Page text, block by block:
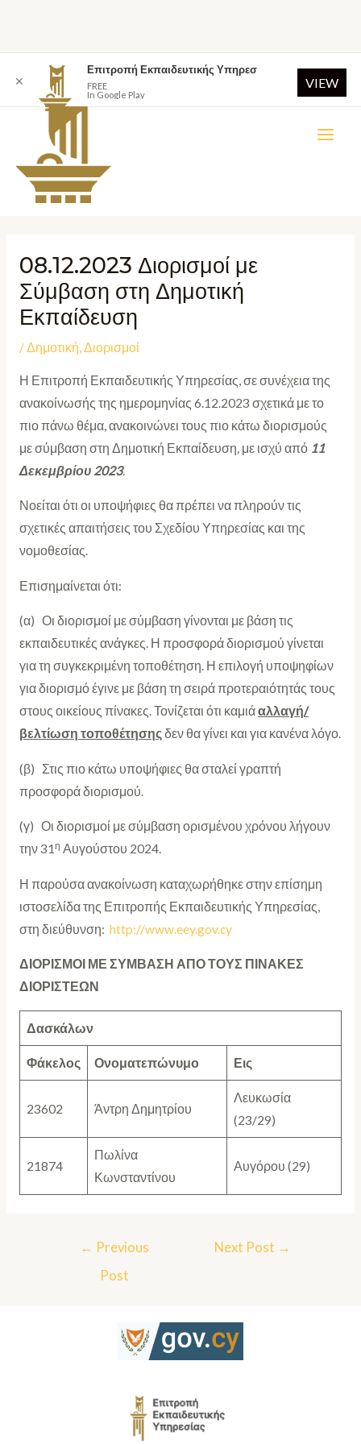
08.12.2023 Διορισμοί με
Σύμβαση στη Δημοτική
Εκπαίδευση
/Δημοτική,Διορισμοί
Η Επιτροπή Εκπαιδευτικής Υπηρεσίας, σε συνέχεια της
ανακοίνωσής της ημερομηνίας 6.12.2023 σχετικά με το
πιο πάνω θέμα, ανακοινώνει τους πιο κάτω διορισμούς
με σύμβαση στη Δημοτική Εκπαίδευση, με ισχύ από 11
Δεκεμβρίου 2023.
Νοείται ότι οι υποψήφιες θα πρέπει να πληρούν τις
σχετικές απαιτήσεις του Σχεδίου Υπηρεσίας και της
νομοθεσίας.
Επισημαίνεται ότι:
(α) Οι διορισμοί με σύμβαση γίνονται με βάση τις
εκπαιδευτικές ανάγκες. Η προσφορά διορισμού γίνεται
για τη συγκεκριμένη τοποθέτηση. Η επιλογή υποψηφίων
για διορισμό έγινε με βάση τη σειρά προτεραιότητάς τους
στους οικείους πίνακες. Τονίζεται ότι καμιάαλλαγή/
βελτίωση τοποθέτησηςδεν θα γίνει και για κανένα λόγο.
(β) Στις πιο κάτω υποψήφιες θα σταλεί γραπτή
προσφορά διορισμού.
(γ) Οι διορισμοί με σύμβαση ορισμένου χρόνου λήγουν
την 31η Αυγούστου 2024.
Η παρούσα ανακοίνωση καταχωρήθηκε στην επίσημη
ιστοσελίδα της Επιτροπής Εκπαιδευτικής Υπηρεσίας,
στη διεύθυνση: http://www.eey.gov.cy
ΔΙΟΡΙΣΜΟΙ ΜΕ ΣΥΜΒΑΣΗ ΑΠΟ ΤΟΥΣ ΠΙΝΑΚΕΣ
ΔΙΟΡΙΣΤΕΩΝ
Δασκάλων
Φάκελος Ονοματεπώνυμο Εις
23602 Άντρη Δημητρίου
Λευκωσία
(23/29)
21874
Πωλίνα
Κωνσταντίνου
Αυγόρου (29)
← Previous
Post
Next Post →
✕
Επιτροπή Εκπαιδευτικής Υπηρεσ
FREE
In Google Play
VIEW